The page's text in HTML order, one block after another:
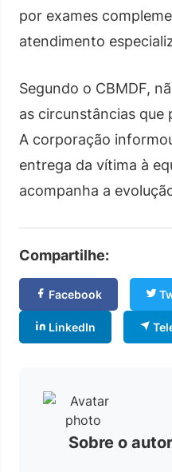
por exames
atendimento
Segundo o CBMDF,
as circunstâncias que
A corporação
entrega da vítima à
acompanha a
Compartilhe:
Facebook
LinkedIn
Sobre o